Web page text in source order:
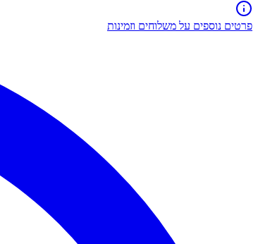
פרטים נוספים על משלוחים וזמינות